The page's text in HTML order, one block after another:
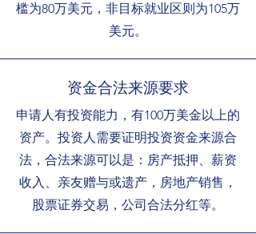
槛为80万美元，非目标就业区则为105万
美元。
资金合法来源要求
申请人有投资能力，有100万美金以上的
资产。投资人需要证明投资资金来源合
法，合法来源可以是：房产抵押、薪资
收入、亲友赠与或遗产，房地产销售，
股票证券交易，公司合法分红等。